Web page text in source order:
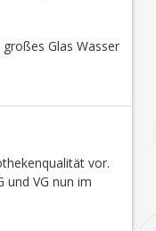
Glas Wasser
vor.
und VG nun im